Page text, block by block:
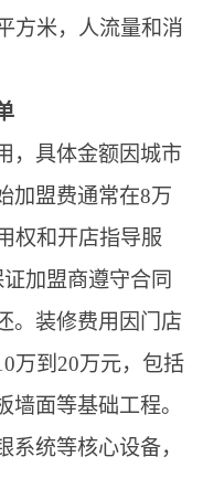
方米，人流量和消
具体金额因城市
加盟费通常在8万
权和开店指导服
加盟商遵守合同
。装修费用因门店
万到20万元，包括
面等基础工程。
统等核心设备，